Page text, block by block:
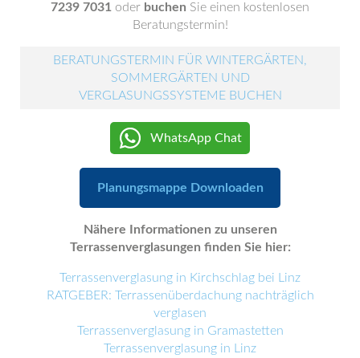
7239 7031 oder buchen Sie einen kostenlosen
Beratungstermin!
BERATUNGSTERMIN FÜR WINTERGÄRTEN,
SOMMERGÄRTEN UND
VERGLASUNGSSYSTEME BUCHEN
WhatsApp Chat
Planungsmappe Downloaden
Nähere Informationen zu unseren
Terrassenverglasungen finden Sie hier:
Terrassenverglasung in Kirchschlag bei Linz
RATGEBER: Terrassenüberdachung nachträglich
verglasen
Terrassenverglasung in Gramastetten
Terrassenverglasung in Linz